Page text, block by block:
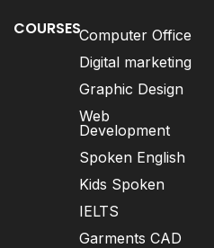
COURSESComputer Office
Digital marketing
Graphic Design
Web
Development
Spoken English
Kids Spoken
IELTS
Garments CAD